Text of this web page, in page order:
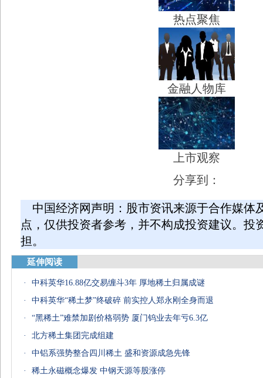
热点聚焦
金融人物库
上市观察
分享到：
中国经济网声明：股市资讯来源于合作媒体
点，仅供投资者参考，并不构成投资建议。投
担。
延伸阅读
·
中科英华16.88亿交易缠斗3年 厚地稀土归属成谜
·
中科英华“稀土梦”终破碎 前实控人郑永刚全身而退
·
“黑稀土”难禁加剧价格弱势 厦门钨业去年亏6.3亿
·
北方稀土集团完成组建
·
中铝系强势整合四川稀土 盛和资源成急先锋
·
稀土永磁概念爆发 中钢天源等股涨停